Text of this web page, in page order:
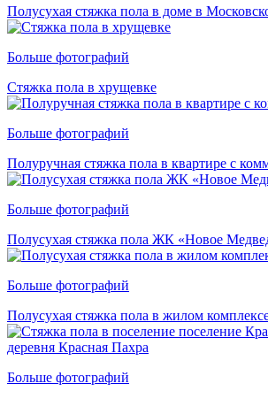
Полусухая стяжка пола в доме в
Больше фотографий
Стяжка пола в хрущевке
Больше фотографий
Полуручная стяжка пола в квартире с
Больше фотографий
Полусухая стяжка пола ЖК «Новое
Больше фотографий
Полусухая стяжка пола в жилом
Больше фотографий